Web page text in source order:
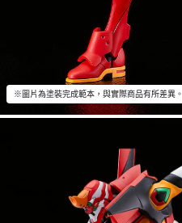
※圖片為塗裝完成範本，與實際商品有所差異。